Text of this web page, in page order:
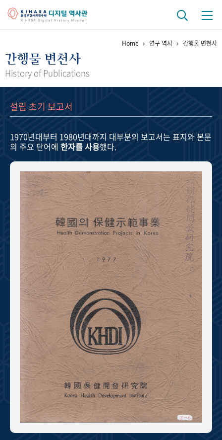
걸어온 길 기관 변천사
정책과 연구 키워드로 보는 연구 역사
연구자들
기록물 아카이브
사진 아카이브 문서 기록물 행정박물 영상 기록물
주년 기념
성과 50선 숫자로 보는 50년 50+1주년 광장
세계와 함께 한 KIHASA
VR 역사관
Home 연구 역사 간행물 변천사
간행물 변천사
History of Publications
설립 초기 보고서
1970년대부터 1980년대까지 대부분의 보고서는 표지와 본문
의 주요 단어에 한자를 사용했다.